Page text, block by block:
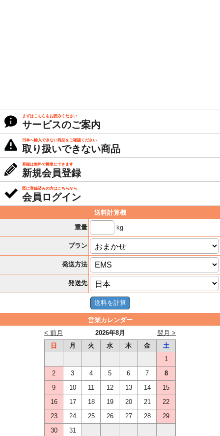
まずはこちらをお読みください
サービスのご案内
日本へ輸入できない商品をご確認ください
取り扱いできない商品
登録は無料で簡単にできます
新規会員登録
既に登録済みの方はこちらから
会員ログイン
送料計算機
重量
kg
プラン
発送方法
発送先
営業カレンダー
2026年8月
< 前月
翌月 >
日
月 火 水 木 金
土
1
2
3 4 5 6 7
8
9
10 11 12 13 14
15
16
17 18 19 20 21
22
23
24 25 26 27 28
29
30
31